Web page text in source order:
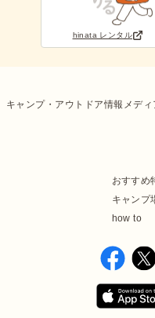
hinata レンタル
キャンプ・アウトドア情報メデ
おすすめ
キャンプ
how to